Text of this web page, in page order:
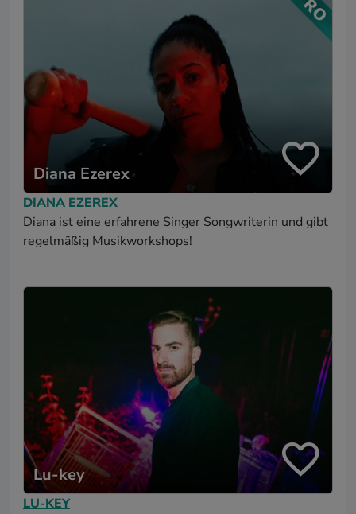
Diana Ezerex
DIANA EZEREX
Diana ist eine erfahrene Singer Songwriterin und gibt
regelmäßig Musikworkshops!
Lu-key
LU-KEY